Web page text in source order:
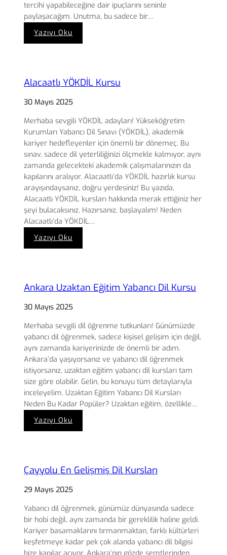
tercihi yapabileceğine dair ipuçlarını seninle
paylaşacağım. Unutma, bu sadece bir…
Yazıyı Oku
Ümitköy
Nasıl
Seçilir?
Alacaatlı YÖKDİL Kursu
30 Mayıs 2025
Merhaba sevgili YÖKDİL adayları! Yükseköğretim
Kurumları Yabancı Dil Sınavı (YÖKDİL), akademik
kariyer hedefleyenler için önemli bir dönemeç. Bu
sınav, sadece dil yeterliliğinizi ölçmekle kalmıyor, aynı
zamanda gelecekteki akademik çalışmalarınızın da
kapılarını aralıyor. Alacaatlı’da YÖKDİL hazırlık kursu
arayışındaysanız, doğru yerdesiniz! Bu yazıda,
Alacaatlı YÖKDİL kursları hakkında merak ettiğiniz her
şeyi bulacaksınız. Hazırsanız, başlayalım! Neden
Alacaatlı’da YÖKDİL…
Yazıyı Oku
Alacaatlı
Ankara Uzaktan Eğitim Yabancı Dil Kursu
30 Mayıs 2025
Merhaba sevgili dil öğrenme tutkunları! Günümüzde
yabancı dil öğrenmek, sadece kişisel gelişim için değil,
aynı zamanda kariyerinizde de önemli bir adım.
Ankara’da yaşıyorsanız ve yabancı dil öğrenmek
istiyorsanız, uzaktan eğitim yabancı dil kursları tam
size göre olabilir. Gelin, bu konuyu tüm detaylarıyla
inceleyelim. Uzaktan Eğitim Yabancı Dil Kursları
Neden Bu Kadar Popüler? Uzaktan eğitim, özellikle…
Yazıyı Oku
Ankara
Yabancı
Dil
Kursu
Çayyolu En Gelişmiş Dil Kursları
29 Mayıs 2025
Yabancı dil öğrenmek, günümüz dünyasında sadece
bir hobi değil, aynı zamanda bir gereklilik haline geldi.
Kariyer basamaklarını tırmanmaktan, farklı kültürleri
keşfetmeye kadar pek çok alanda yabancı dil bilgisi